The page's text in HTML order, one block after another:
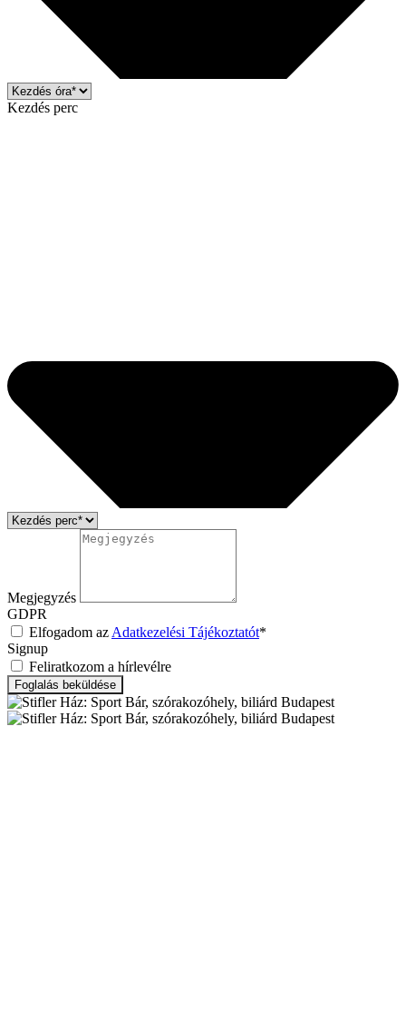
Kezdés perc
Megjegyzés
GDPR
Elfogadom az Adatkezelési Tájékoztatót*
Signup
Feliratkozom a hírlevélre
Foglalás beküldése